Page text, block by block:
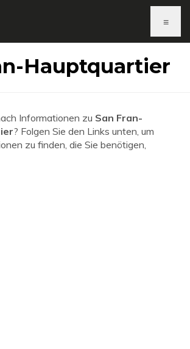
≡
Hauptquartier
Informationen zu San Fran-
? Folgen Sie den Links unten, um
zu finden, die Sie benötigen,